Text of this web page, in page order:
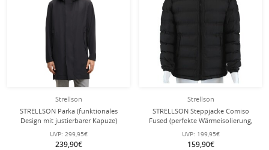
Strellson
STRELLSON Parka (funktionales
Design mit justierbarer Kapuze)
schwarz Herren
UVP: 299,95€
239,90€
Strellson
STRELLSON Steppjacke Comiso
Fused (perfekte Wärmeisolierung,
Stehkragen) schwarz Herren
UVP: 199,95€
159,90€